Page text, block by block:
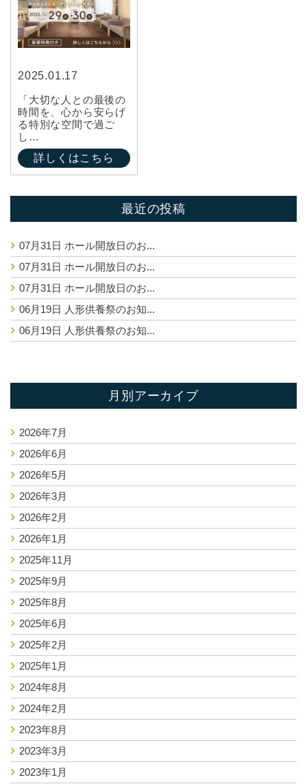
2025.01.17
「大切な人との最後の
時間を、心から安らげ
る特別な空間で過ご
し…
詳しくはこちら
最近の投稿
07月31日 ホール開放日のお...
07月31日 ホール開放日のお...
07月31日 ホール開放日のお...
06月19日 人形供養祭のお知...
06月19日 人形供養祭のお知...
月別アーカイブ
2026年7月
2026年6月
2026年5月
2026年3月
2026年2月
2026年1月
2025年11月
2025年9月
2025年8月
2025年6月
2025年2月
2025年1月
2024年8月
2024年2月
2023年8月
2023年3月
2023年1月